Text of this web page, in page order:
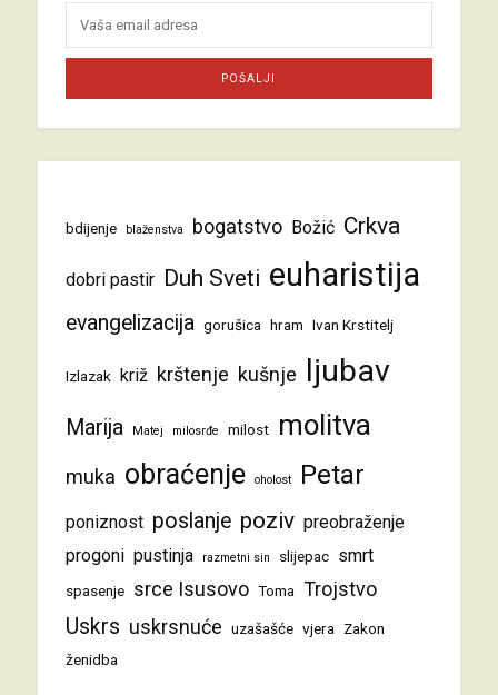
bdijenje blaženstva bogatstvo Božić Crkva
dobri pastir Duh Sveti euharistija
evangelizacija gorušica hram Ivan Krstitelj
Izlazak križ krštenje kušnje ljubav
Marija Matej milosrđe milost molitva
muka obraćenje oholost Petar
poniznost poslanje poziv preobraženje
progoni pustinja razmetni sin slijepac smrt
spasenje srce Isusovo Toma Trojstvo
Uskrs uskrsnuće uzašašće vjera
Zakon
ženidba